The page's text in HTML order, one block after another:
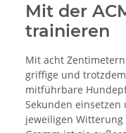
Mit der
trainieren
Mit acht
griffige und
mitführbare
Sekunden
jeweiligen